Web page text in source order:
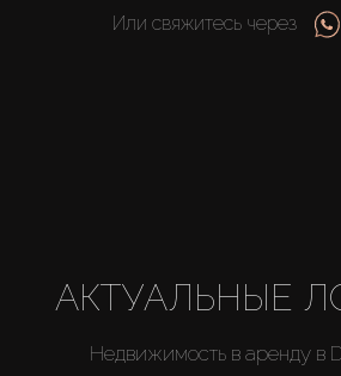
AX JournalИли свяжитесь через
АКТУАЛЬНЫЕ
Недвижимость в аренду в